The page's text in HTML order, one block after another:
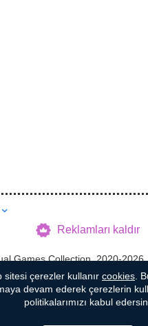
Reklamları kaldır
Games Collection, 2020-
LEVEL. Şartlar Gizlilik
sitesi çerezler kullanır cookies .
devam ederek çerezlerin
politikalarımızı kabul edersin.